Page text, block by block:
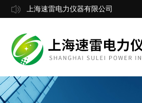
上海速雷电力仪器有限公司